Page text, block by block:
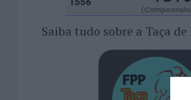
Saiba tudo sobre a Taça